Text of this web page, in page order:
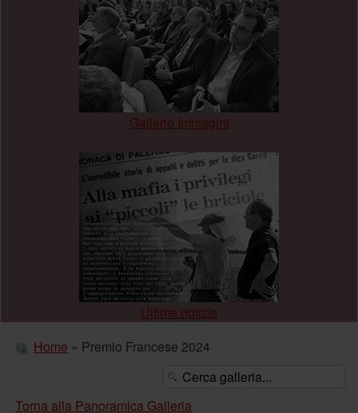
Gallerie Immagini
Ultime notizie
Home » Premio Francese 2024
Torna alla Panoramica Galleria